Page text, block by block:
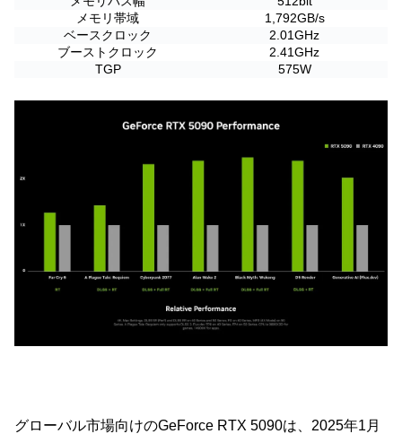
メモリ帯域
1,792GB/s
ベースクロック
2.01GHz
ブーストクロック
2.41GHz
TGP
575W
グローバル市場向けのGeForce RTX 5090は、2025年1月